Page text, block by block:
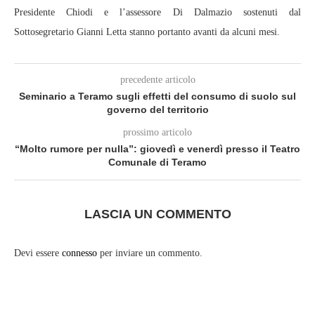
Presidente Chiodi e l’assessore Di Dalmazio sostenuti dal
Sottosegretario Gianni Letta stanno portanto avanti da alcuni mesi.
precedente articolo
Seminario a Teramo sugli effetti del consumo di suolo sul
governo del territorio
prossimo articolo
“Molto rumore per nulla”: giovedì e venerdì presso il Teatro
Comunale di Teramo
LASCIA UN COMMENTO
Devi essere connesso per inviare un commento.